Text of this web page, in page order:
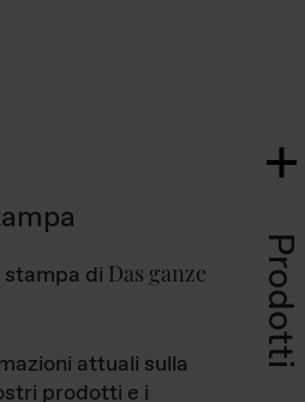
Prodotti
stampa di Das ganze
attuali sulla
prodotti e i